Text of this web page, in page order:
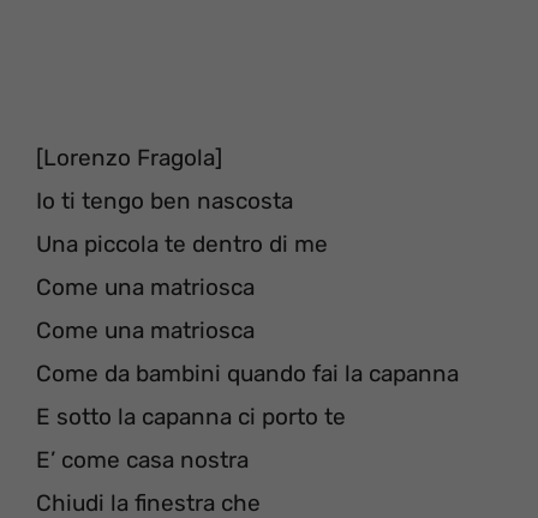
[Lorenzo Fragola]
Io ti tengo ben nascosta
Una piccola te dentro di me
Come una matriosca
Come una matriosca
Come da bambini quando fai la capanna
E sotto la capanna ci porto te
E’ come casa nostra
Chiudi la finestra che